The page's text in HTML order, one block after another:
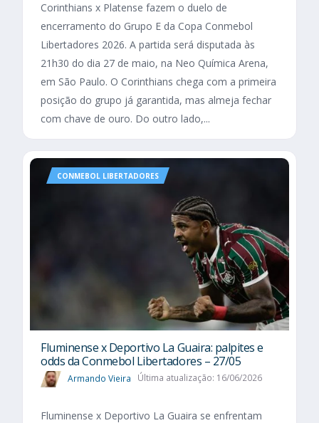
Corinthians x Platense fazem o duelo de
encerramento do Grupo E da Copa Conmebol
Libertadores 2026. A partida será disputada às
21h30 do dia 27 de maio, na Neo Química Arena,
em São Paulo. O Corinthians chega com a primeira
posição do grupo já garantida, mas almeja fechar
com chave de ouro. Do outro lado,...
CONMEBOL LIBERTADORES
Fluminense x Deportivo La Guaira: palpites e
odds da Conmebol Libertadores – 27/05
Armando Vieira Última atualização: 16/06/2026
Fluminense x Deportivo La Guaira se enfrentam